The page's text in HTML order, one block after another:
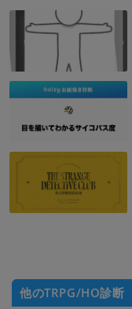
他のTRPG/HO診断